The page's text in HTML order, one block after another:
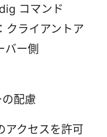
コマンド
クライアントア
バー側
配慮
アクセスを許可